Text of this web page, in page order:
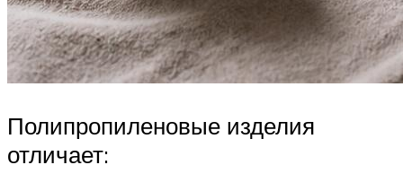
Полипропиленовые изделия
отличает: